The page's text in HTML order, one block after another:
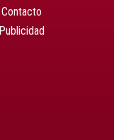
Contacto
Publicidad